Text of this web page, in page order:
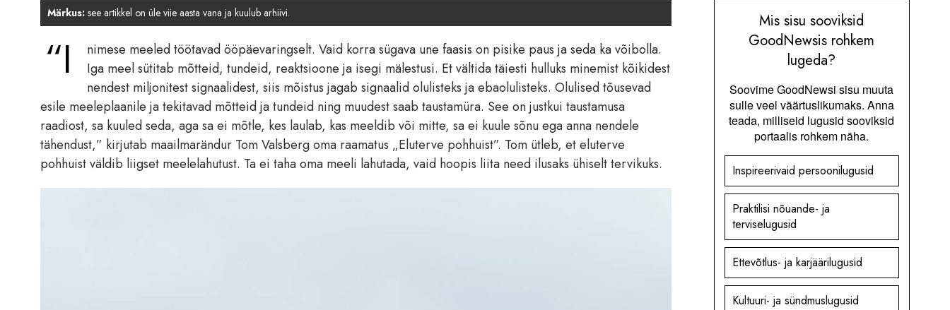
Märkus: see artikkel on üle viie aasta vana ja kuulub arhiivi.
“I
nimese meeled töötavad ööpäevaringselt. Vaid korra sügava une faasis on pisike paus ja seda ka võibolla.
Iga meel sütitab mõtteid, tundeid, reaktsioone ja isegi mälestusi. Et vältida täiesti hulluks minemist kõikidest
nendest miljonitest signaalidest, siis mõistus jagab signaalid olulisteks ja ebaolulisteks. Olulised tõusevad
esile meeleplaanile ja tekitavad mõtteid ja tundeid ning muudest saab taustamüra. See on justkui taustamusa
raadiost, sa kuuled seda, aga sa ei mõtle, kes laulab, kas meeldib või mitte, sa ei kuule sõnu ega anna nendele
tähendust,” kirjutab maailmarändur Tom Valsberg oma raamatus „Eluterve pohhuist”. Tom ütleb, et eluterve
pohhuist väldib liigset meelelahutust. Ta ei taha oma meeli lahutada, vaid hoopis liita need ilusaks ühiselt tervikuks.
Mis sisu sooviksid
GoodNewsis rohkem
lugeda?
Soovime GoodNewsi sisu muuta
sulle veel väärtuslikumaks. Anna
teada, milliseid lugusid sooviksid
portaalis rohkem näha.
Inspireerivaid persoonilugusid
Praktilisi nõuande- ja
terviselugusid
Ettevõtlus- ja karjäärilugusid
Kultuuri- ja sündmuslugusid